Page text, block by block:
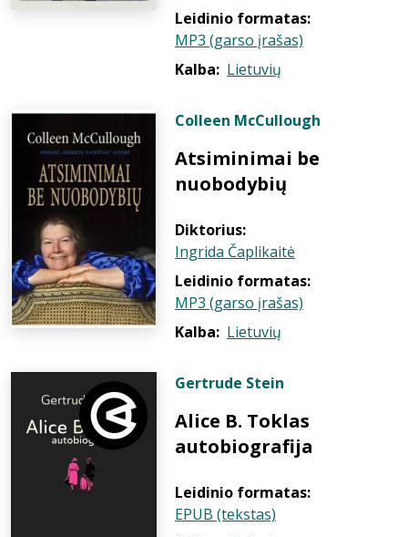
Leidinio formatas:
MP3 (garso įrašas)
Kalba: Lietuvių
Colleen McCullough
Atsiminimai be
nuobodybių
Diktorius:
Ingrida Čaplikaitė
Leidinio formatas:
MP3 (garso įrašas)
Kalba: Lietuvių
Gertrude Stein
Alice B. Toklas
autobiografija
Leidinio formatas:
EPUB (tekstas)